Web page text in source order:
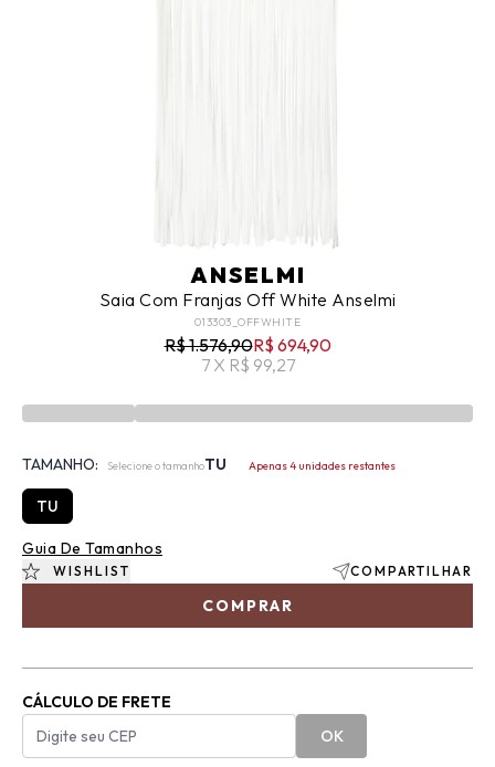
ANSELMI
Saia Com Franjas Off White Anselmi
013303_OFFWHITE
R$ 1.576,90R$ 694,90
7 X R$ 99,27
TAMANHO: Selecione o tamanhoTU Apenas 4 unidades restantes
TU
COMPRAR
WISHLIST COMPARTILHAR
Guia De Tamanhos
CÁLCULO DE FRETE
OK